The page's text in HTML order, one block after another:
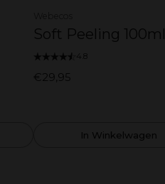
Soft Peeling 100ml
4.8
€29,95
In Winkelwagen